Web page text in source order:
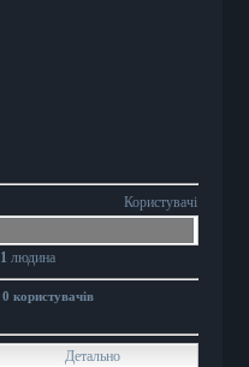
Користувачі
1 людина
0 користувачів
Детально